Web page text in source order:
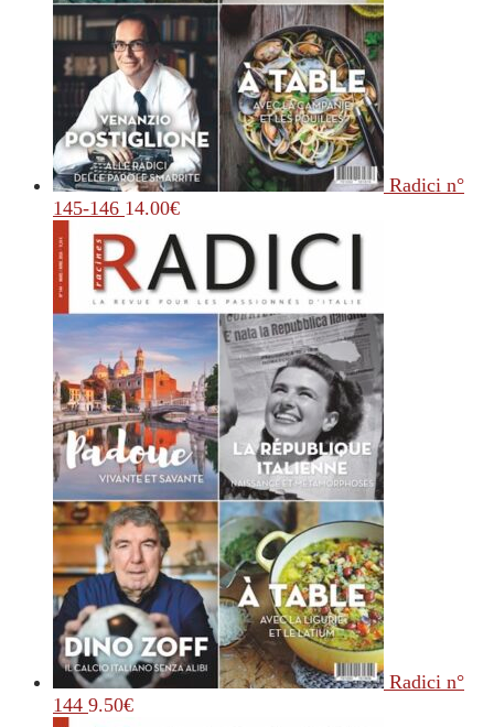
Radici n°
145-146 14.00€
Radici n°
144 9.50€